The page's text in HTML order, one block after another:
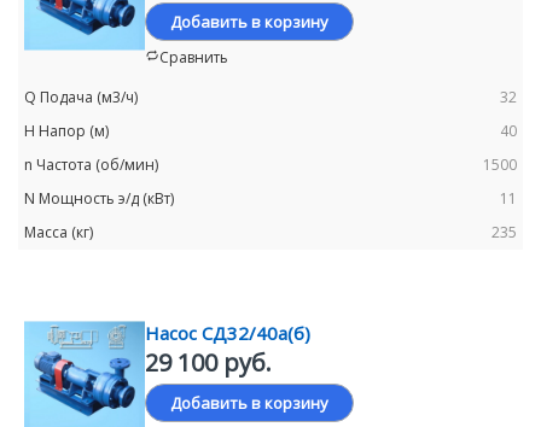
Добавить в корзину
Сравнить
32
40
1500
11
235
Насос СД32/40а(б)
29 100 руб.
Добавить в корзину